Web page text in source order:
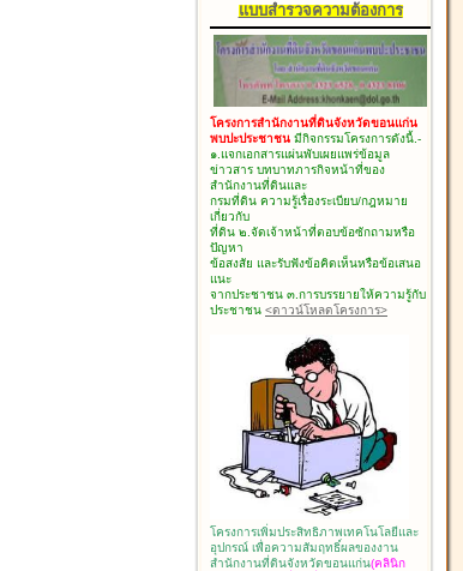
แบบสำรวจความต้องการ
โครงการสำนักงานที่ดินจังหวัดขอนแก่น
พบปะประชาชน มีกิจกรรมโครงการดังนี้.-
๑.แจกเอกสารแผ่นพับเผยแพร่ข้อมูล
ข่าวสาร บทบาทภารกิจหน้าที่ของ
สำนักงานที่ดินและ
กรมที่ดิน ความรู้เรื่องระเบียบ/กฎหมาย
เกี่ยวกับ
ที่ดิน ๒.จัดเจ้าหน้าที่ตอบข้อซักถามหรือ
ปัญหา
ข้อสงสัย และรับฟังข้อคิดเห็นหรือข้อเสนอ
แนะ
จากประชาชน ๓.การบรรยายให้ความรู้กับ
ประชาชน <ดาวน์โหลดโครงการ>
โครงการเพิ่มประสิทธิภาพเทคโนโลยีและ
อุปกรณ์ เพื่อความสัมฤทธิ์ผลของงาน
สำนักงานที่ดินจังหวัดขอนแก่น(คลินิก